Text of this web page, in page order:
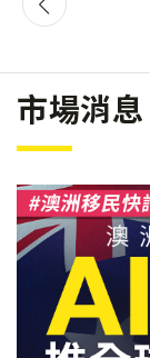
市場消息